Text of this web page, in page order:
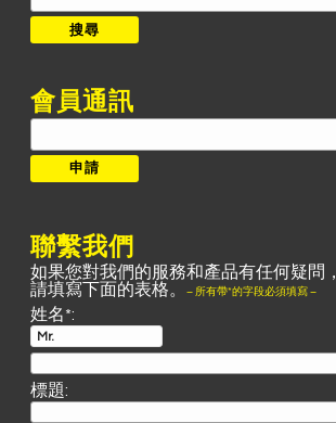
尋:
搜尋
會員通訊
聯繫我們
如果您對我們的服務和產品有任何疑問，
請填寫下面的表格。– 所有帶*的字段必須填寫 –
姓名*:
標題: